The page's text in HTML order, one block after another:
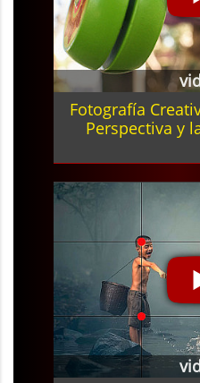
Fotografía
Perspectiva y